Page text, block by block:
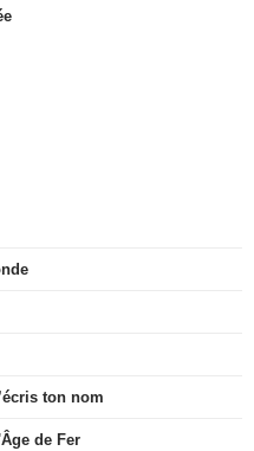
ton nom
de Fer